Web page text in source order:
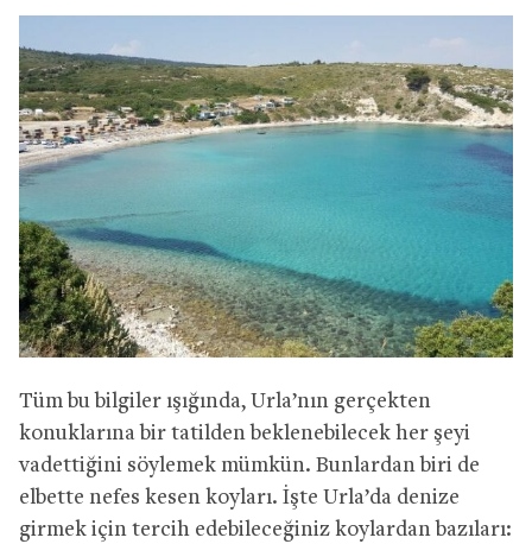
Tüm bu bilgiler ışığında, Urla’nın gerçekten
konuklarına bir tatilden beklenebilecek her şeyi
vadettiğini söylemek mümkün. Bunlardan biri de
elbette nefes kesen koyları. İşte Urla’da denize
girmek için tercih edebileceğiniz koylardan bazıları: